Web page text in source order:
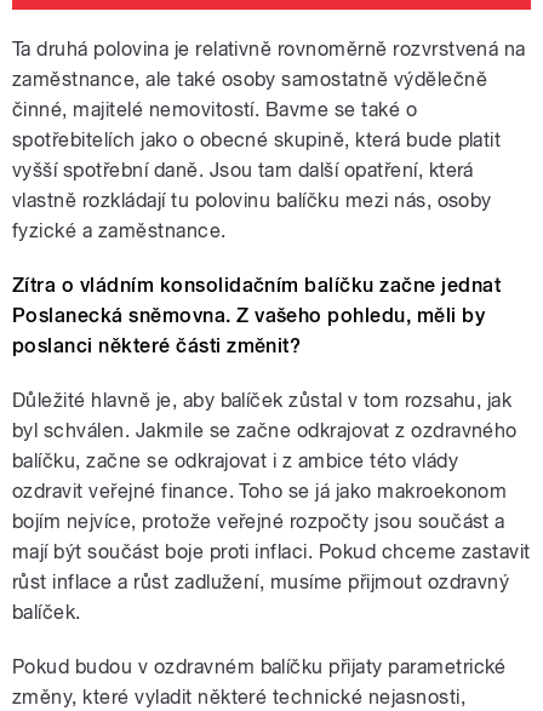
Ta druhá polovina je relativně rovnoměrně rozvrstvená na
zaměstnance, ale také osoby samostatně výdělečně
činné, majitelé nemovitostí. Bavme se také o
spotřebitelích jako o obecné skupině, která bude platit
vyšší spotřební daně. Jsou tam další opatření, která
vlastně rozkládají tu polovinu balíčku mezi nás, osoby
fyzické a zaměstnance.
Zítra o vládním konsolidačním balíčku začne jednat
Poslanecká sněmovna. Z vašeho pohledu, měli by
poslanci některé části změnit?
Důležité hlavně je, aby balíček zůstal v tom rozsahu, jak
byl schválen. Jakmile se začne odkrajovat z ozdravného
balíčku, začne se odkrajovat i z ambice této vlády
ozdravit veřejné finance. Toho se já jako makroekonom
bojím nejvíce, protože veřejné rozpočty jsou součást a
mají být součást boje proti inflaci. Pokud chceme zastavit
růst inflace a růst zadlužení, musíme přijmout ozdravný
balíček.
Pokud budou v ozdravném balíčku přijaty parametrické
změny, které vyladit některé technické nejasnosti,